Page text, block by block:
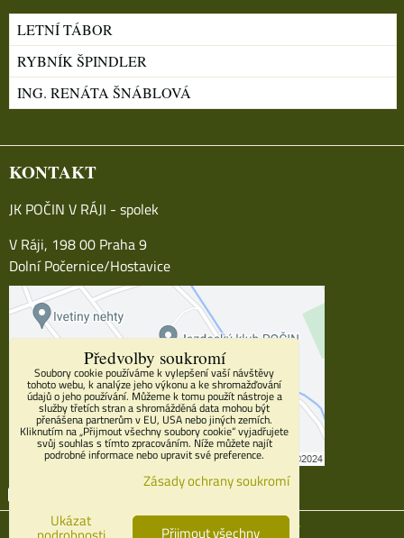
LETNÍ TÁBOR
RYBNÍK ŠPINDLER
ING. RENÁTA ŠNÁBLOVÁ
KONTAKT
JK POČIN V RÁJI - spolek
V Ráji, 198 00 Praha 9
Dolní Počernice/Hostavice
Instagram
Předvolby soukromí Zásady ochrany soukromí
Předvolby soukromí
Soubory cookie používáme k vylepšení vaší návštěvy
tohoto webu, k analýze jeho výkonu a ke shromažďování
údajů o jeho používání. Můžeme k tomu použít nástroje a
služby třetích stran a shromážděná data mohou být
přenášena partnerům v EU, USA nebo jiných zemích.
Kliknutím na „Přijmout všechny soubory cookie“ vyjadřujete
svůj souhlas s tímto zpracováním. Níže můžete najít
podrobné informace nebo upravit své preference.
Zásady ochrany soukromí
Ukázat
Přijmout všechny